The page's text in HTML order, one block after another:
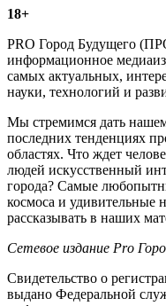
18+
PRO Город Будущего
информационное
самых актуальных,
науки, технологий и
Мы стремимся дать
последних тенденциях
областях. Что ждет
людей искусственный
города? Самые
космоса и удивительные
рассказывать в наших
Сетевое издание Рrо
Свидетельство о
выдано Федеральной